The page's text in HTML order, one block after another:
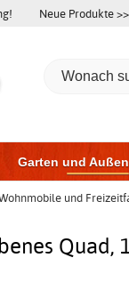
Neue Produkte >>
Garten und
Fenster und
Quad,